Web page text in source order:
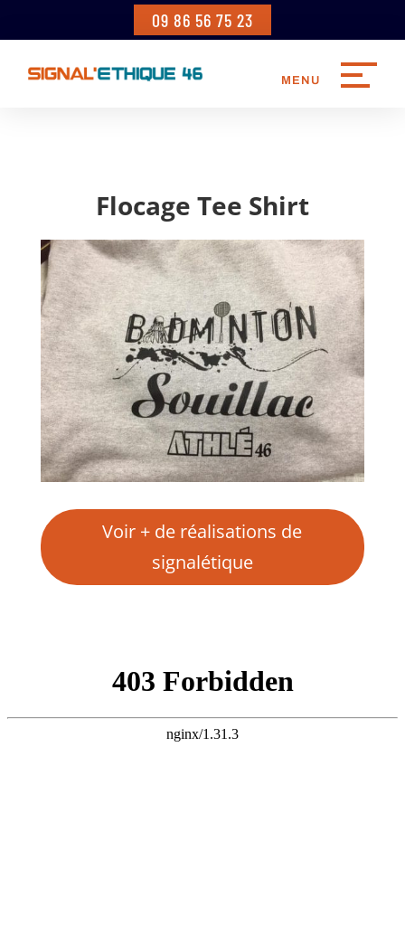
09 86 56 75 23
Flocage Tee Shirt
Voir + de réalisations de
signalétique